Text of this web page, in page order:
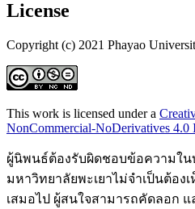
License
Copyright (c) 2021 Phayao
This work is licensed under a
NonCommercial-NoDerivatives 4.0
ผู้นิพนธ์ต้องรับผิดชอบข้อความใ
มหาวิทยาลัยพะเยาไม่จำเป็นต้อ
เสมอไป ผู้สนใจสามารถคัดลอก